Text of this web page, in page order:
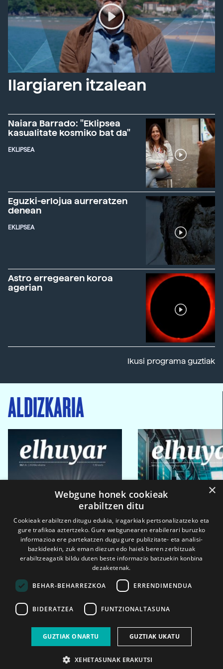
Ilargiaren itzalean
Naiara Barrado: "Eklipsea
kasualitate kosmiko bat da"
EKLIPSEA
Eguzki-erlojua aurreratzen
denean
EKLIPSEA
Astro erregearen koroa
agerian
Ikusi programa guztiak
ALDIZKARIA
2026ko eka. 1a 2026ko mar. 1a
×
Webgune honek cookieak
erabiltzen ditu
Cookieak erabiltzen ditugu edukia, iragarkiak pertsonalizatzeko eta
gure trafikoa aztertzeko. Gure webgunearen erabilerari buruzko
informazioa ere partekatzen dugu gure publizitate- eta analisi-
bazkideekin, zuk eman diezun edo haiek beren zerbitzuak
erabiltzeagatik bildu duten beste informazio batzuekin konbina
dezaketenak.
BEHAR-BEHARREZKOA ERRENDIMENDUA
BIDERATZEA FUNTZIONALTASUNA
GUZTIAK ONARTU GUZTIAK UKATU
XEHETASUNAK ERAKUTSI